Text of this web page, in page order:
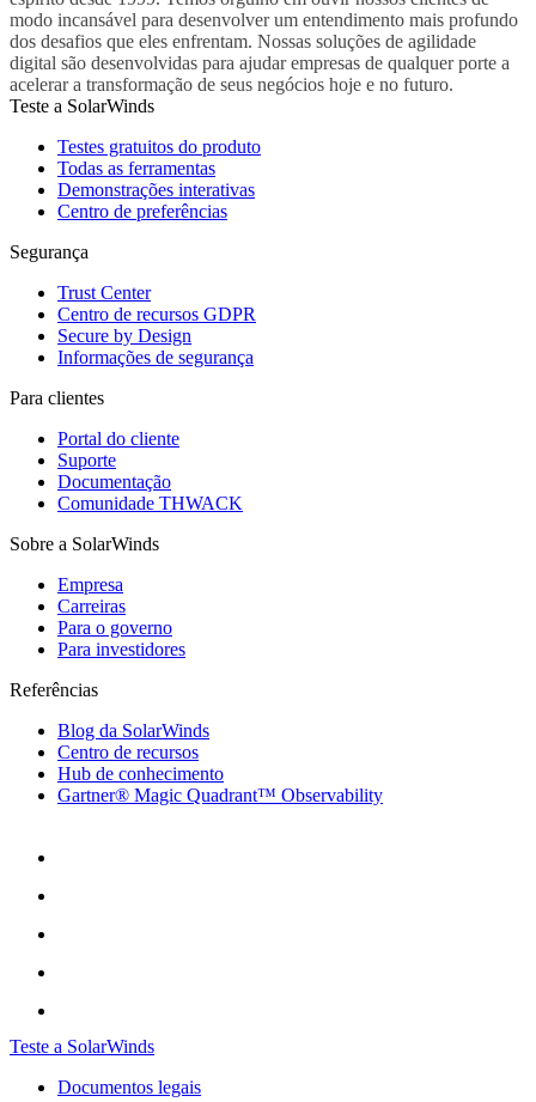
modo incansável para desenvolver um entendimento mais profundo
dos desafios que eles enfrentam. Nossas soluções de agilidade
digital são desenvolvidas para ajudar empresas de qualquer porte a
acelerar a transformação de seus negócios hoje e no futuro.
Teste a SolarWinds
Testes gratuitos do produto
Todas as ferramentas
Demonstrações interativas
Centro de preferências
Segurança
Trust Center
Centro de recursos GDPR
Secure by Design
Informações de segurança
Para clientes
Portal do cliente
Suporte
Documentação
Comunidade THWACK
Sobre a SolarWinds
Empresa
Carreiras
Para o governo
Para investidores
Referências
Blog da SolarWinds
Centro de recursos
Hub de conhecimento
Gartner® Magic Quadrant™ Observability
Teste a SolarWinds
Documentos legais